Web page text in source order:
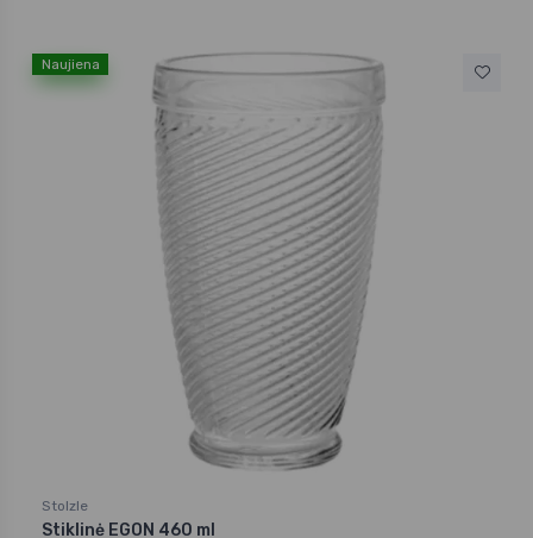
Naujiena
Stolzle
Stiklinė EGON 460 ml